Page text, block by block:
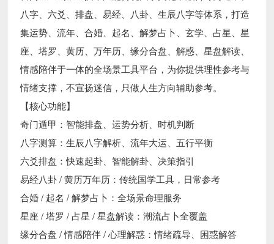
八字、六爻、排盘、易经、八卦、生辰八字等体系，打造
集运势、流年、合婚、起名、解梦占卜、玄学、占星、星
座、塔罗、黄历、万年历、缘分合盘、解惑、星盘解读、
情感陪伴于一体的全场景工具平台，为你提供理性参考与
情绪支撑，不宣扬迷信，只做人生方向辅助参考。
【核心功能】
奇门遁甲：智能排盘、运势分析、时机判断
八字测算：生辰八字解析、流年大运、五行平衡
六爻排盘：快速起卦、智能解卦、决策指引
易经八卦 / 黄历万年历：传统国学工具，日常参考
合婚 / 起名 / 解梦占卜：全场景命理服务
星座 / 塔罗 / 占星 / 星盘解读：潮流占卜全覆盖
缘分合盘 / 情感陪伴 / 心理解惑：情绪疏导、困惑解答